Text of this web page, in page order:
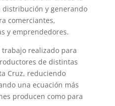
y generando
comerciantes,
y emprendedores.
trabajo realizado para
de distintas
Cruz, reduciendo
una ecuación más
producen como para